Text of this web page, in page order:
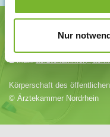
Nur
Ärztekammer Nordrhein
Tersteegenstr. 9 · 40474
E-Mail:
Körperschaft des
© Ärztekammer Nordrhein